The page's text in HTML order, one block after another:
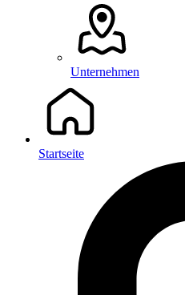
Unternehmen
Startseite